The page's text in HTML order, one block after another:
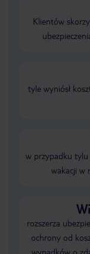
Klientów
tyle wyniósł
w przypadku tylu
wakacji w
rozszerza
ochrony od
wypadków o